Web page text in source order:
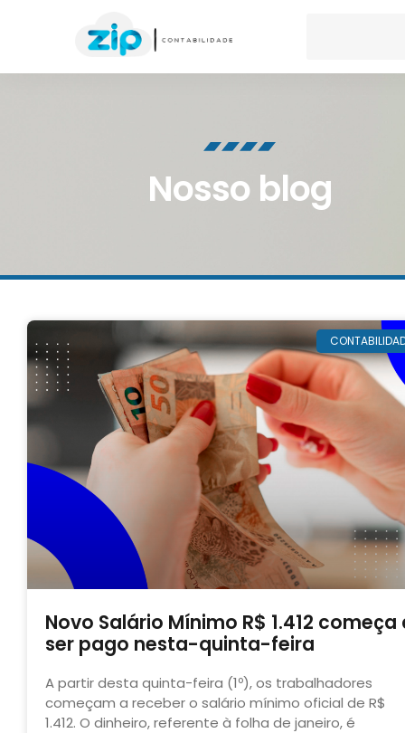
Nosso blog
Novo Salário Mínimo R$ 1.412 começa
ser pago nesta-quinta-feira
A partir desta quinta-feira (1º), os trabalhadores
começam a receber o salário mínimo oficial de R$
1.412. O dinheiro, referente à folha de janeiro, é